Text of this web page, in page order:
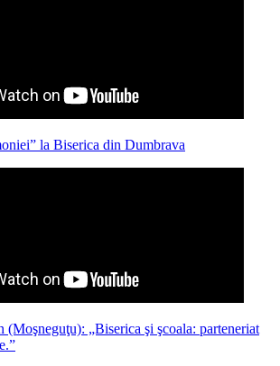
la Biserica din Dumbrava
(Moşneguţu): „Biserica şi şcoala: parteneriat